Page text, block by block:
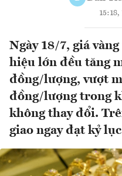
Ngày 18/7, giá
hiệu lớn đều tăng
đồng/lượng, vượt
đồng/lượng trong
không thay đổi.
giao ngay đạt kỷ